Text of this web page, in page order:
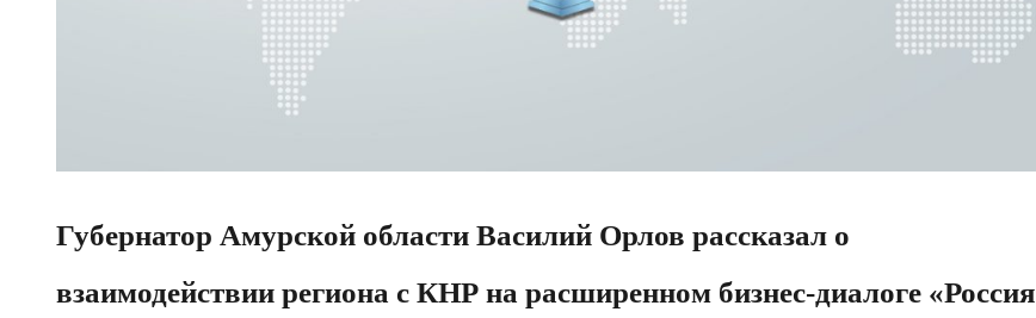
Губернатор Амурской области Василий Орлов рассказал о
взаимодействии региона с КНР на расширенном бизнес-диалоге «Россия